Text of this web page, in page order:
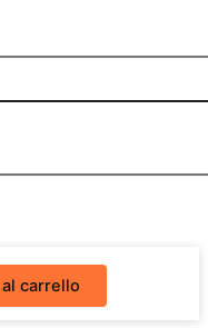
carrello